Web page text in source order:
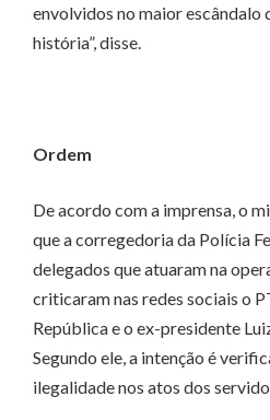
envolvidos no maior escândalo
história”, disse.
Ordem
De acordo com a imprensa, o
que a corregedoria da Polícia
delegados que atuaram na
criticaram nas redes sociais o
República e o ex-presidente
Segundo ele, a intenção é
ilegalidade nos atos dos